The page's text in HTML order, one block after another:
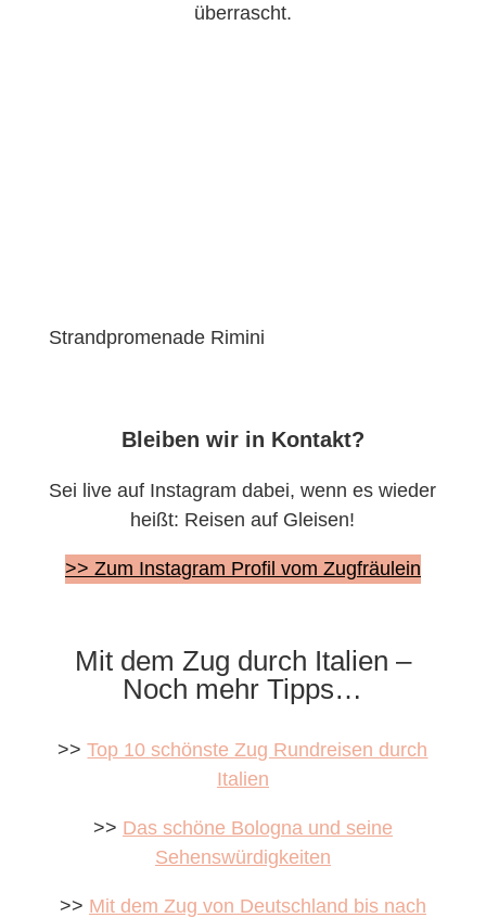
überrascht.
Strandpromenade Rimini
Bleiben wir in Kontakt?
Sei live auf Instagram dabei, wenn es wieder
heißt: Reisen auf Gleisen!
>> Zum Instagram Profil vom Zugfräulein
Mit dem Zug durch Italien –
Noch mehr Tipps…
>>Top 10 schönste Zug Rundreisen durch
Italien
>> Das schöne Bologna und seine
Sehenswürdigkeiten
>> Mit dem Zug von Deutschland bis nach